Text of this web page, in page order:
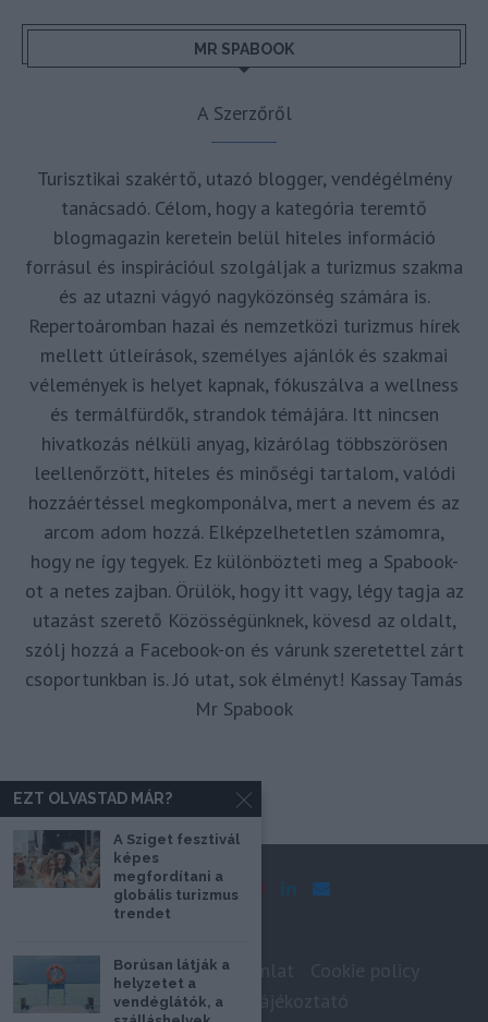
MR SPABOOK
A Szerzőről
Turisztikai szakértő, utazó blogger, vendégélmény
tanácsadó. Célom, hogy a kategória teremtő
blogmagazin keretein belül hiteles információ
forrásul és inspirációul szolgáljak a turizmus szakma
és az utazni vágyó nagyközönség számára is.
Repertoáromban hazai és nemzetközi turizmus hírek
mellett útleírások, személyes ajánlók és szakmai
vélemények is helyet kapnak, fókuszálva a wellness
és termálfürdők, strandok témájára. Itt nincsen
hivatkozás nélküli anyag, kizárólag többszörösen
leellenőrzött, hiteles és minőségi tartalom, valódi
hozzáértéssel megkomponálva, mert a nevem és az
arcom adom hozzá. Elképzelhetetlen számomra,
hogy ne így tegyek. Ez különbözteti meg a Spabook-
ot a netes zajban. Örülök, hogy itt vagy, légy tagja az
utazást szerető Közösségünknek, kövesd az oldalt,
szólj hozzá a Facebook-on és várunk szeretettel zárt
csoportunkban is. Jó utat, sok élményt! Kassay Tamás
Mr Spabook
Impresszum Médiaajánlat
Adatkezelési tájékoztató
EZT OLVASTAD MÁR?
A Sziget fesztivál
képes
megfordítani a
globális turizmus
trendet
Borúsan látják a
helyzetet a
vendéglátók, a